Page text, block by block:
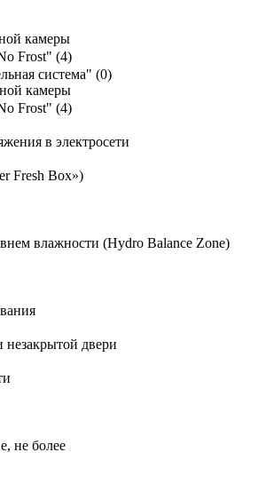
камеры
Frost" (4)
система" (0)
камеры
Frost" (4)
в электросети
Fresh Box»)
влажности (Hydro Balance Zone)
незакрытой двери
не более